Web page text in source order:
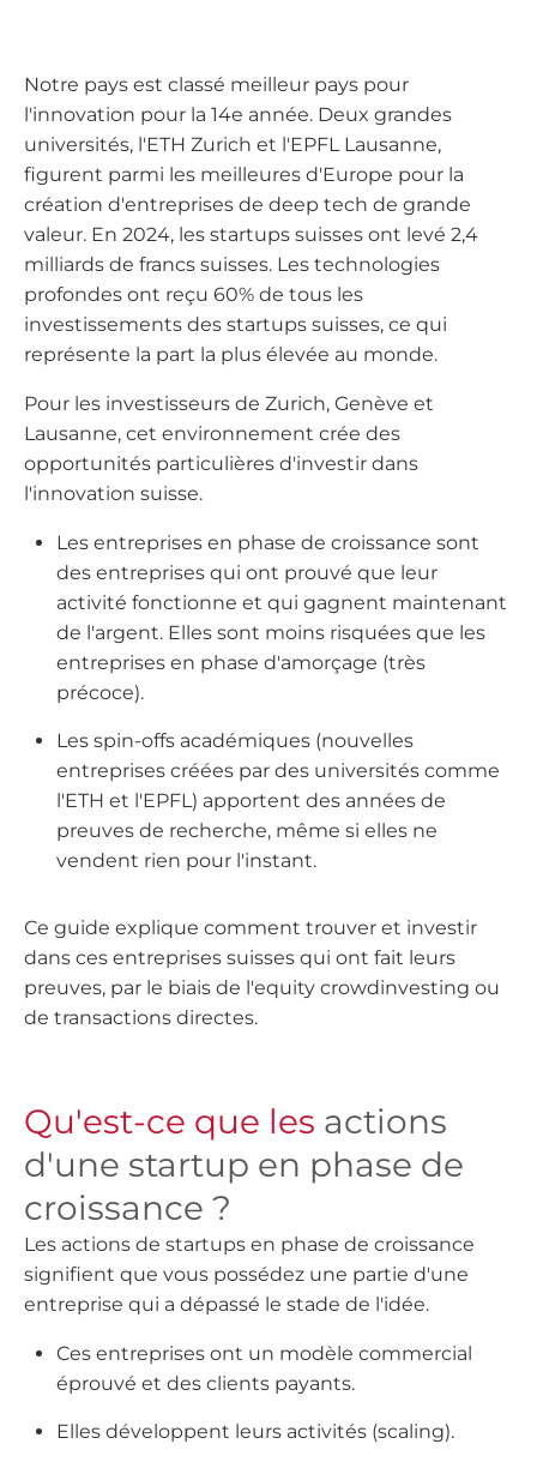
Notre pays est classé meilleur pays pour
l'innovation pour la 14e année. Deux grandes
universités, l'ETH Zurich et l'EPFL Lausanne,
figurent parmi les meilleures d'Europe pour la
création d'entreprises de deep tech de grande
valeur. En 2024, les startups suisses ont levé 2,4
milliards de francs suisses. Les technologies
profondes ont reçu 60% de tous les
investissements des startups suisses, ce qui
représente la part la plus élevée au monde.
Pour les investisseurs de Zurich, Genève et
Lausanne, cet environnement crée des
opportunités particulières d'investir dans
l'innovation suisse.
Les entreprises en phase de croissance sont
des entreprises qui ont prouvé que leur
activité fonctionne et qui gagnent maintenant
de l'argent. Elles sont moins risquées que les
entreprises en phase d'amorçage (très
précoce).
Les spin-offs académiques (nouvelles
entreprises créées par des universités comme
l'ETH et l'EPFL) apportent des années de
preuves de recherche, même si elles ne
vendent rien pour l'instant.
Ce guide explique comment trouver et investir
dans ces entreprises suisses qui ont fait leurs
preuves, par le biais de l'equity crowdinvesting ou
de transactions directes.
Qu'est-ce que les actions
d'une startup en phase de
croissance ?
Les actions de startups en phase de croissance
signifient que vous possédez une partie d'une
entreprise qui a dépassé le stade de l'idée.
Ces entreprises ont un modèle commercial
éprouvé et des clients payants.
Elles développent leurs activités (scaling).